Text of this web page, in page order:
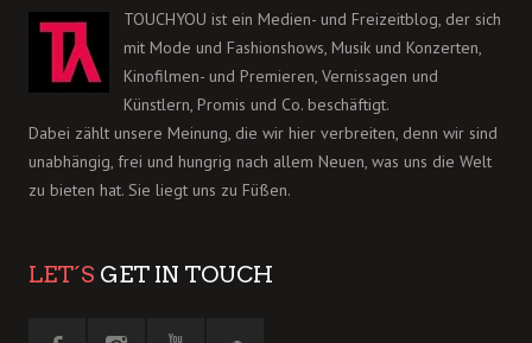
TOUCHYOU ist ein Medien- und Freizeitblog, der sich
mit Mode und Fashionshows, Musik und Konzerten,
Kinofilmen- und Premieren, Vernissagen und
Künstlern, Promis und Co. beschäftigt.
Dabei zählt unsere Meinung, die wir hier verbreiten, denn wir sind
unabhängig, frei und hungrig nach allem Neuen, was uns die Welt
zu bieten hat. Sie liegt uns zu Füßen.
LET´S GET IN TOUCH